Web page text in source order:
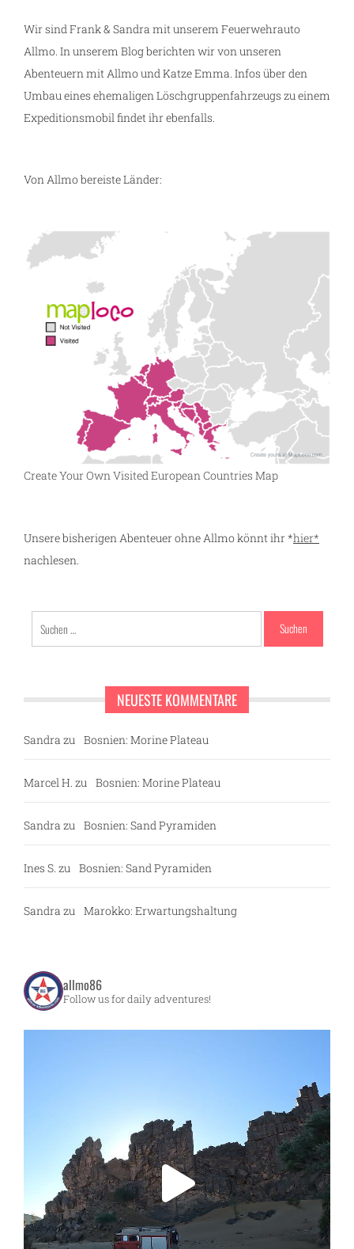
Wir sind Frank & Sandra mit unserem Feuerwehrauto
Allmo. In unserem Blog berichten wir von unseren
Abenteuern mit Allmo und Katze Emma. Infos über den
Umbau eines ehemaligen Löschgruppenfahrzeugs zu einem
Expeditionsmobil findet ihr ebenfalls.
Von Allmo bereiste Länder:
Create Your Own Visited European Countries Map
Unsere bisherigen Abenteuer ohne Allmo könnt ihr *hier*
nachlesen.
nach:
NEUESTE KOMMENTARE
Sandra zu Bosnien: Morine Plateau
Marcel H. zu Bosnien: Morine Plateau
Sandra zu Bosnien: Sand Pyramiden
Ines S. zu Bosnien: Sand Pyramiden
Sandra zu Marokko: Erwartungshaltung
allmo86
Follow us for daily adventures!